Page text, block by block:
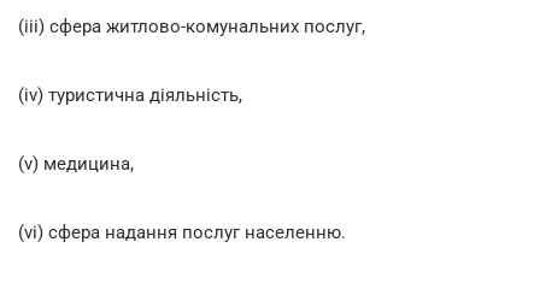
(iii) сфера житлово-комунальних послуг,
(iv) туристична діяльність,
(v) медицина,
(vi) сфера надання послуг населенню.